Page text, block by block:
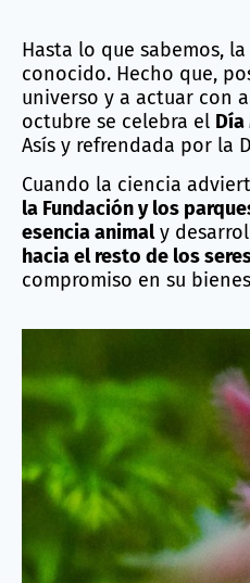
Hasta lo que sabemos,
conocido. Hecho que,
universo y a actuar con
octubre se celebra el
Asís y refrendada por la
Cuando la ciencia
la Fundación y los
esencia animaly
hacia el resto de los
compromiso en su